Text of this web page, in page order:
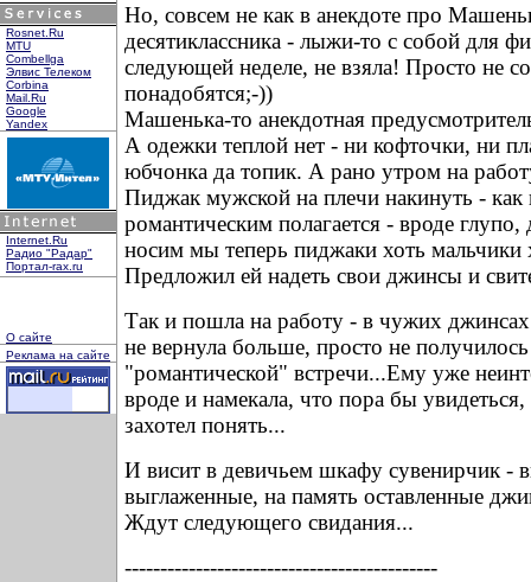
Rosnet.Ru
MTU
Combellga
Элвис Телеком
Corbina
Mail.Ru
Google
Yandex
Internet.Ru
Радио "Радар"
Портал-rax.ru
О сайте
Реклама на сайте
Но, совсем не как в анекдоте про
десятиклассника - лыжи-то с собой для
следующей неделе, не взяла! Просто не
понадобятся;-))
Машенька-то анекдотная
А одежки теплой нет - ни кофточки, ни
юбчонка да топик. А рано утром на
Пиджак мужской на плечи накинуть - как
романтическим полагается - вроде глупо,
носим мы теперь пиджаки хоть мальчики
Предложил ей надеть свои джинсы и
Так и пошла на работу - в чужих джинсах
не вернула больше, просто не
"романтической" встречи...Ему уже
вроде и намекала, что пора бы
захотел понять...
И висит в девичьем шкафу сувенирчик -
выглаженные, на память оставленные
Ждут следующего свидания...
--------------------------------------------